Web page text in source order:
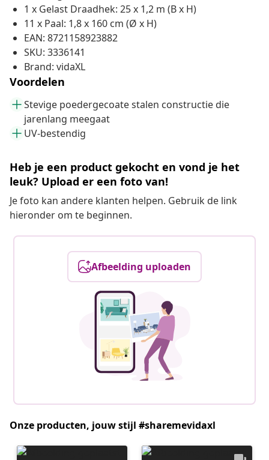
1 x Gelast Draadhek: 25 x 1,2 m (B x H)
11 x Paal: 1,8 x 160 cm (Ø x H)
EAN: 8721158923882
SKU: 3336141
Brand: vidaXL
Voordelen
Stevige poedergecoate stalen constructie die
jarenlang meegaat
UV-bestendig
Heb je een product gekocht en vond je het
leuk? Upload er een foto van!
Je foto kan andere klanten helpen. Gebruik de link
hieronder om te beginnen.
Afbeelding uploaden
Onze producten, jouw stijl #sharemevidaxl